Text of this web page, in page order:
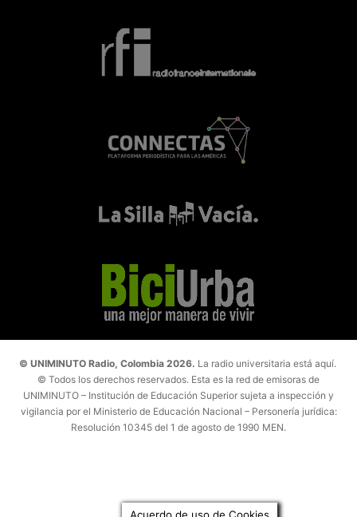
© UNIMINUTO Radio, Colombia 2026. La radio universitaria está aquí.
© Todos los derechos reservados. Esta es la red de emisoras de
UNIMINUTO – Institución de Educación Superior sujeta a inspección y
vigilancia por el Ministerio de Educación Nacional – Personería jurídica:
Resolución 10345 del 1 de agosto de 1990 MEN.